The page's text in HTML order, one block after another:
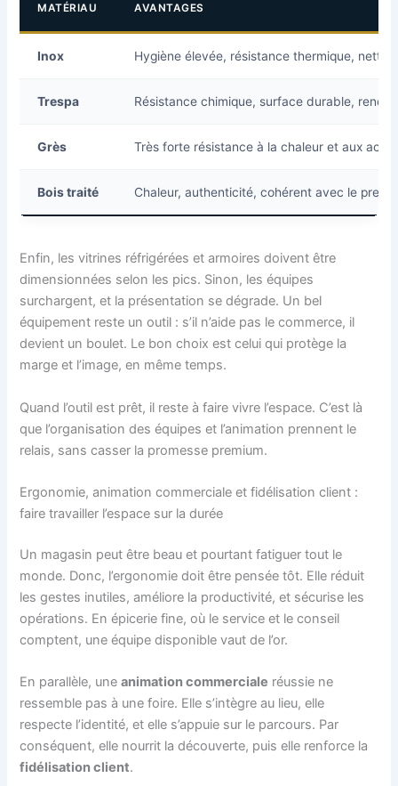
MATÉRIAU AVANTAGES
Inox Hygiène élevée, résistance thermique,
Trespa Résistance chimique, surface durable, rendu
Grès Très forte résistance à la chaleur et aux
Bois traité Chaleur, authenticité, cohérent avec le
Enfin, les vitrines réfrigérées et armoires doivent être
dimensionnées selon les pics. Sinon, les équipes
surchargent, et la présentation se dégrade. Un bel
équipement reste un outil : s’il n’aide pas le commerce, il
devient un boulet. Le bon choix est celui qui protège la
marge et l’image, en même temps.
Quand l’outil est prêt, il reste à faire vivre l’espace. C’est là
que l’organisation des équipes et l’animation prennent le
relais, sans casser la promesse premium.
Ergonomie, animation commerciale et fidélisation client :
faire travailler l’espace sur la durée
Un magasin peut être beau et pourtant fatiguer tout le
monde. Donc, l’ergonomie doit être pensée tôt. Elle réduit
les gestes inutiles, améliore la productivité, et sécurise les
opérations. En épicerie fine, où le service et le conseil
comptent, une équipe disponible vaut de l’or.
En parallèle, uneanimation commerciale réussie ne
ressemble pas à une foire. Elle s’intègre au lieu, elle
respecte l’identité, et elle s’appuie sur le parcours. Par
conséquent, elle nourrit la découverte, puis elle renforce la
fidélisation client.